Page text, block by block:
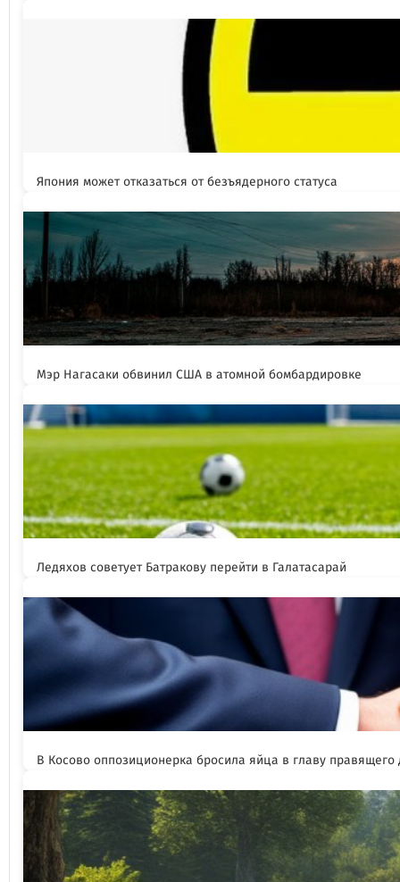
Япония может отказаться от безъядерного статуса
Мэр Нагасаки обвинил США в атомной бомбардировке
Ледяхов советует Батракову перейти в Галатасарай
В Косово оппозиционерка бросила яйца в главу